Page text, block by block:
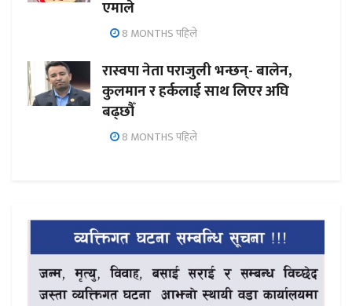
एमाले
8 MONTHS पहिले
रास्वपा नेता पराजुली भन्छन्- बालेन,
कुलमान र हर्कलाई साथ लिएर अघि
बढ्छौँ
8 MONTHS पहिले